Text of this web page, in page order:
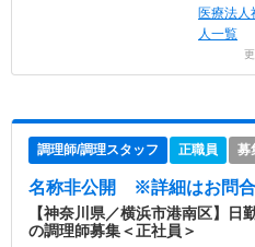
医療法
人一覧
調理師/調理スタッフ 正職員 募
名称非公開 ※詳細はお問合
【神奈川県／横浜市港南区】日
の調理師募集＜正社員＞